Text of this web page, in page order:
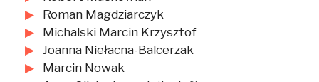
Roman Magdziarczyk
Michalski Marcin Krzysztof
Joanna Niełacna-Balcerzak
Marcin Nowak